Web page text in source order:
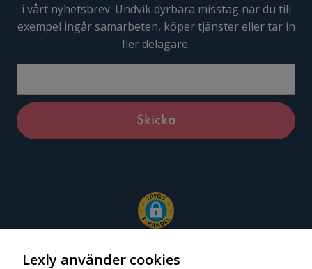
i vårt nyhetsbrev. Undvik dyrbara misstag när du till
exempel ingår samarbeten, köper tjänster eller tar in
fler delägare.
Lexly använder cookies